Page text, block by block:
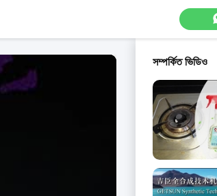
সম্পর্কিত ভিডিও